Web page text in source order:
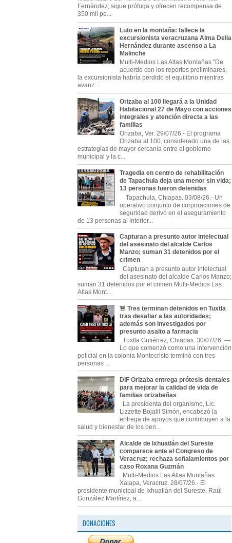
Fernández; sigue prófuga y ofrecen recompensa de
350 mil pe...
Luto en la montaña: fallece la
excursionista veracruzana Alma Delia
Hernández durante ascenso a La
Malinche
Multi-Medios Las Altas Montañas "De
acuerdo con los reportes preliminares,
la excursionista habría perdido el equilibrio mientras
avanz...
Orizaba al 100 llegará a la Unidad
Habitacional 27 de Mayo con acciones
integrales y atención directa a las
familias
Orizaba, Ver. 29/07/26.- El programa
Orizaba al 100, considerado una de las
estrategias de mayor cercanía entre el gobierno
municipal y la c...
Tragedia en centro de rehabilitación
de Tapachula deja una menor sin vida;
13 personas fueron detenidas
Tapachula, Chiapas. 03/08/26.- Un
operativo conjunto de corporaciones de
seguridad derivó en el aseguramiento
de 13 personas al interior...
Capturan a presunto autor intelectual
del asesinato del alcalde Carlos
Manzo; suman 31 detenidos por el
crimen
Capturan a presunto autor intelectual
del asesinato del alcalde Carlos Manzo;
suman 31 detenidos por el crimen Multi-Medios Las
Altas Mont...
🚨 Tres terminan detenidos en Tuxtla
tras desafiar a las autoridades;
además son investigados por
presunto asalto a farmacia
Tuxtla Gutiérrez, Chiapas. 30/07/26. —
Lo que comenzó como una intervención
policial en la colonia Montecristo terminó con tres
personas ...
DIF Orizaba entrega prótesis dentales
para mejorar la calidad de vida de
familias orizabeñas
La presidenta del organismo, Lic.
Lizzette Bojalil Simón, encabezó la
entrega de apoyos que contribuyen a la
salud y bienestar de los ben...
Alcalde de Ixhuatlán del Sureste
comparece ante el Congreso de
Veracruz; rechaza señalamientos por
caso Roxana Guzmán
Multi-Medios Las Altas Montañas
Xalapa, Veracruz. 28/07/26.- El
presidente municipal de Ixhuatlán del Sureste, Raúl
González Martínez, a...
DONACIONES